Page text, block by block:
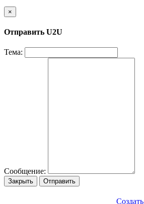
×
Отправить U2U
Тема:
Сообщение:
Закрыть Отправить